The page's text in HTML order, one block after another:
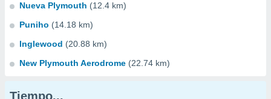
Nueva Plymouth (12.4 km)
Puniho (14.18 km)
Inglewood (20.88 km)
New Plymouth Aerodrome (22.74 km)
Tiempo...